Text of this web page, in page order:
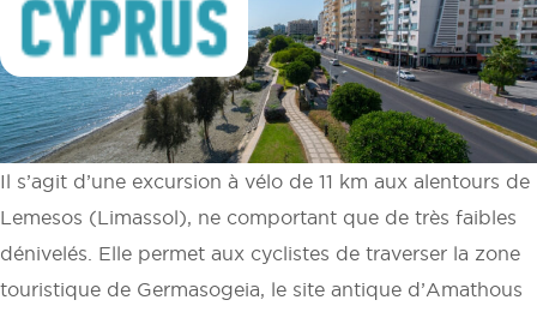
Il s’agit d’une excursion à vélo de 11 km aux alentours de
Lemesos (Limassol), ne comportant que de très faibles
dénivelés. Elle permet aux cyclistes de traverser la zone
touristique de Germasogeia, le site antique d’Amathous